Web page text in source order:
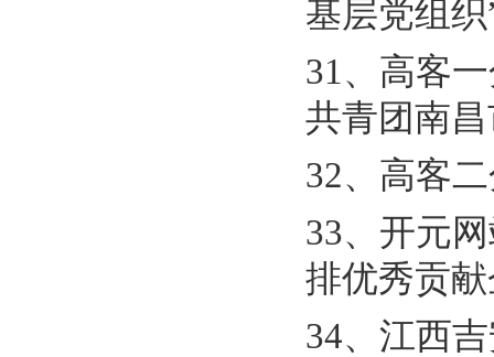
基层党组织
31、高客
共青团南
32、高客
33、开元
排优秀贡
34、江西